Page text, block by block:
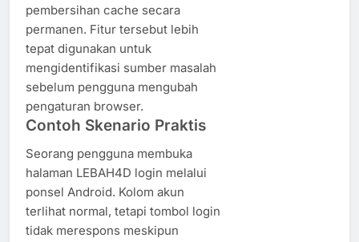
pembersihan cache secara
permanen. Fitur tersebut lebih
tepat digunakan untuk
mengidentifikasi sumber masalah
sebelum pengguna mengubah
pengaturan browser.
Contoh Skenario Praktis
Seorang pengguna membuka
halaman LEBAH4D login melalui
ponsel Android. Kolom akun
terlihat normal, tetapi tombol login
tidak merespons meskipun